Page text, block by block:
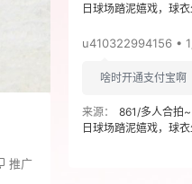
推广
日球场踏泥嬉戏，球
u410322994156 •
啥时开通支付宝啊
来源：
861/多人合拍
日球场踏泥嬉戏，球